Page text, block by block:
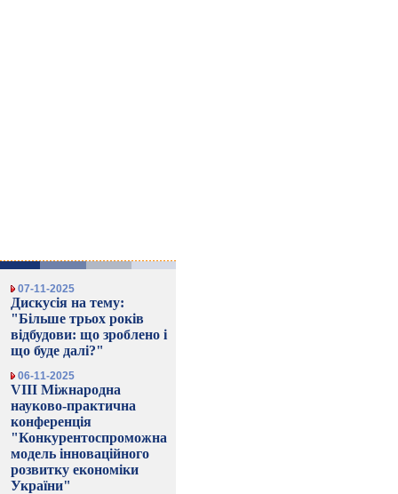
07-11-2025
Дискусія на тему:
"Більше трьох років
відбудови: що зроблено і
що буде далі?"
06-11-2025
VIII Міжнародна
науково-практична
конференція
"Конкурентоспроможна
модель інноваційного
розвитку економіки
України"